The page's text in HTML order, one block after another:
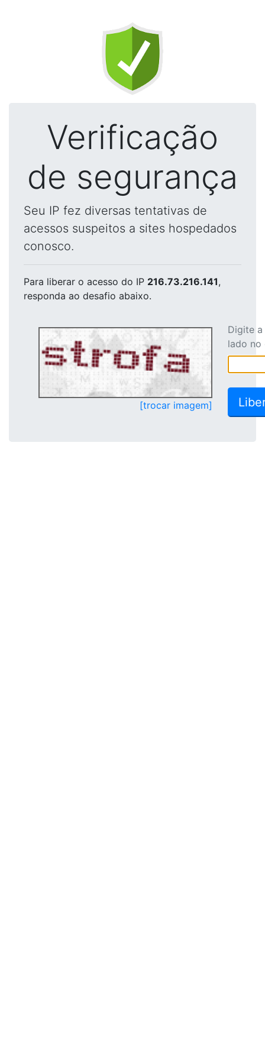
Verificação
de segurança
Seu IP fez diversas tentativas de
acessos suspeitos a sites hospedados
conosco.
Para liberar o acesso do IP 216.73.216.141,
responda ao desafio abaixo.
[trocar imagem]
Digite
lado no